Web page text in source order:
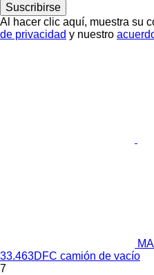
Suscribirse
Al hacer clic aquí, muestra su
de privacidad y nuestro
33.463DFC camión de vacío
7